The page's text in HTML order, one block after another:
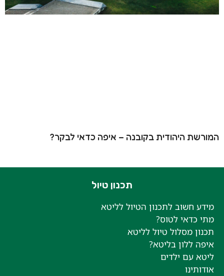
היהודית בקובנה – איפה כדאי לבקר?
תכנון טיול
חשוב לתכנון הטיול לליטא
כדאי לטוס?
מסלול טיול לליטא
ללון בליטא?
עם ילדים